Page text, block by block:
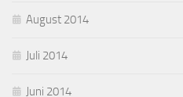
August 2014
Juli 2014
Juni 2014